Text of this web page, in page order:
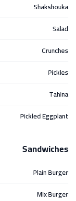
Shakshouka
Salad
Crunches
Pickles
Tahina
Pickled Eggplant
Sandwiches
Plain Burger
Mix Burger